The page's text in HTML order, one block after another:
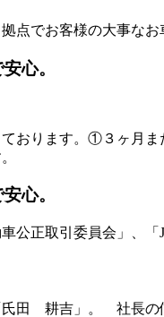
でお客様の大事な
心。
おります。①３ヶ月
心。
公正取引委員会」、
氏田 耕吉」。 社長の